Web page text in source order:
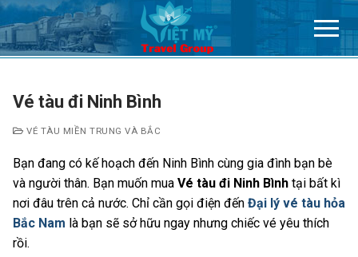
Chuyển
đến
nội
Vé tàu đi Ninh Bình
VÉ TÀU MIỀN TRUNG VÀ BẮC
Bạn đang có kế hoạch đến Ninh Bình cùng gia đình bạn bè
và người thân. Bạn muốn mua Vé tàu đi Ninh Bình tại bất kì
nơi đâu trên cả nước. Chỉ cần gọi điện đến Đại lý vé tàu hỏa
Bắc Nam là bạn sẽ sở hữu ngay nhưng chiếc vé yêu thích
rồi.